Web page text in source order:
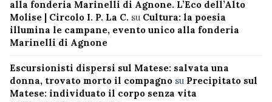
alla fonderia Marinelli di Agnone. L’Eco dell’Alto
Molise | Circolo I. P. La C. su Cultura: la poesia
illumina le campane, evento unico alla fonderia
Marinelli di Agnone
Escursionisti dispersi sul Matese: salvata una
donna, trovato morto il compagno su Precipitato sul
Matese: individuato il corpo senza vita